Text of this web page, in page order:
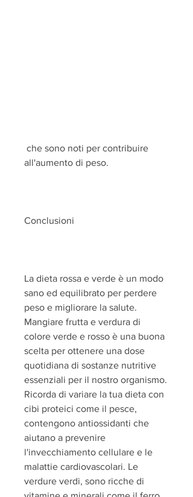
all'aumento di peso.
Conclusioni
La dieta rossa e verde è un modo
sano ed equilibrato per perdere
peso e migliorare la salute.
Mangiare frutta e verdura di
colore verde e rosso è una buona
scelta per ottenere una dose
quotidiana di sostanze nutritive
essenziali per il nostro organismo.
Ricorda di variare la tua dieta con
cibi proteici come il pesce,
contengono antiossidanti che
aiutano a prevenire
l'invecchiamento cellulare e le
malattie cardiovascolari. Le
verdure verdi, sono ricche di